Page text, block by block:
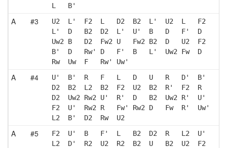
L   B'
A #3
U2  L'  F2  L   D2  B2  L'  U2  L   F2
L'  D   B2  D2  L'  U'  B   D   F'  D
Uw2 B   D2  Fw2 U   Fw2 B2  D   U2  F2
B'  D   Rw' D   F'  B   L'  Uw2 Fw  D
Rw  Uw  F   Rw' Uw'
A #4
U'  B'  R   F   L   D   U   R   D'  B'
D2  B2  L2  B2  F2  U2  B2  R'  F2  R
D2  Uw2 Rw2 U'  R'  D   B2  Uw2 R'  U'
F2  U'  Rw2 R   Fw' Rw2 D   Fw  R'  Uw'
L2  B'  D2  Rw  U2
A #5
F2  U'  B   F'  L   B2  D2  R   L2  U'
L2  D'  R2  U2  R2  B2  U   B2  U2  F2